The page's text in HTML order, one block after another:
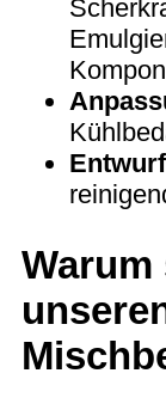
Entwurf